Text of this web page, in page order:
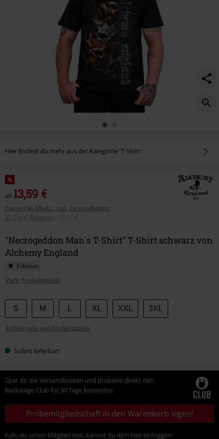
Hier findest du mehr aus der Kategorie "T-Shirt"
%
ab 13,59 €
Preise inkl. MwSt., zzgl. Versandkosten
30-Tage-Bestpreis
13,59 €
"Necrogeddon Man`s T-Shirt" T-Shirt schwarz von
Alchemy England
Exklusiv
Mehr Produktdetails
Wähle
deine
Größe
S M XL XXL 3XL
Artikelmaße und Größentabelle
Sofort lieferbar!
Spar dir die Versandkosten und probiere direkt den
Backstage Club für 30 Tage kostenlos:
Probemitgliedschaft in den Warenkorb legen!
Falls du schon Mitglied bist, kannst du dich hier einloggen: